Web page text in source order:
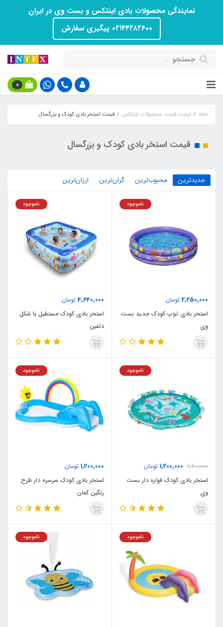
نمایندگی محصولات بادی اینتکس و بست وی در ایران
۰۲۱۴۴۲۸۲۶۰۰ پیگیری سفارش
0
خانه لیست قیمت محصولات اینتکس قیمت استخر بادی کودک و بزرگسال
قیمت استخر بادی کودک و بزرگسال
جدیدترین محبوب‌ترین گران‌ترین ارزان‌ترین
2,250,000 تومان
ناموجود
استخر بادی توپ کودک جدید بست
وی
4,640,000تومان
ناموجود
استخر بادی کودک مستطیل با شکل
دلفین
1,200,000
1,200,000 تومان
ناموجود
استخر بادی کودک فواره دار بست
وی
1,200,000 تومان
ناموجود
استخر بادی کودک سرسره دار طرح
رنگین کمان
ناموجود ناموجود